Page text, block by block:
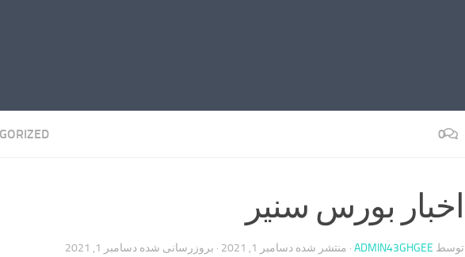
0
اخبار بورس سنیر
توسط ADMIN43GHGEE · منتشر شده دسامبر 1, 2021 · بروزرسانی شده دسامبر 1, 2021